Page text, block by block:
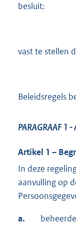
besluit:
vast te stellen
Beleidsregels
PARAGRAAF 1 -
Artikel 1 –
In deze
aanvulling op
a.